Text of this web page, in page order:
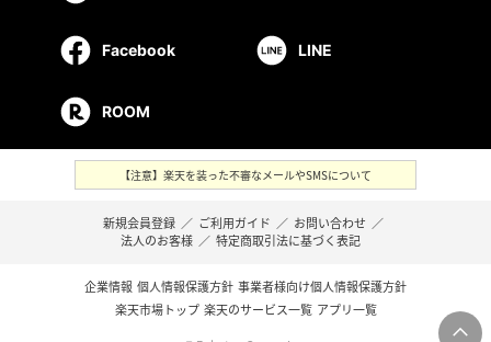
Facebook LINE
ROOM
【注意】楽天を装った不審なメールやSMSについて
新規会員登録 ／ ご利用ガイド ／ お問い合わせ ／
法人のお客様 ／ 特定商取引法に基づく表記
企業情報 個人情報保護方針 事業者様向け個人情報保護方針
楽天市場トップ 楽天のサービス一覧 アプリ一覧